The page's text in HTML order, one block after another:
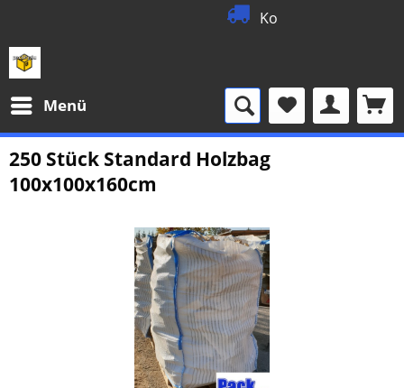
Menü
250 Stück Standard Holzbag
100x100x160cm